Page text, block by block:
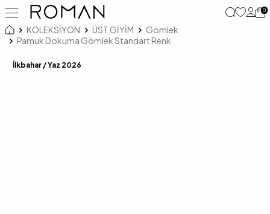
0
KOLEKSİYON ÜST GİYİM
Gömlek
Pamuk Dokuma Gömlek Standart Renk
İlkbahar / Yaz 2026